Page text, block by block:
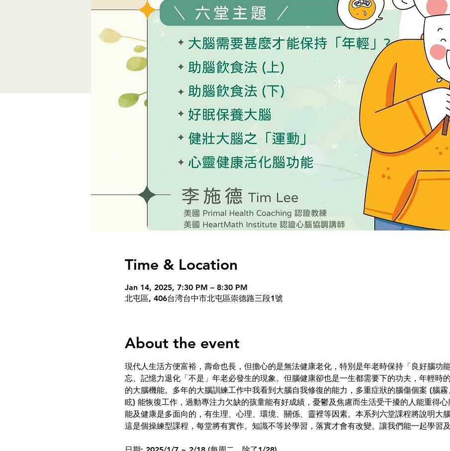
Time & Location
Jan 14, 2025, 7:30 PM – 8:30 PM
北屯區, 406台湾台中市北屯區崇德路三段1號
About the event
現代人生活方便富裕，壽命也長，但擔心的是無法健康老化，特別是年老時保持「良好腦功
忘、記憶力退化「不是」年老必發生的現象。但腦健康卻也是一生都需要下的功夫，年輕時
的大腦機能。多年的大腦訓練工作中我看到大腦自我修復的能力，多重症狀的腦傷個案 (腦
眩) 能恢復工作，過動專注力欠缺的孩童能有好成績，憂鬱及焦慮而生活受干擾的人能重得
能及健康是多面向的，有生理、心理、環境、關係、靈裡等因素。本系列六堂課程將說明大
這是個操練型課程，每堂將有實作。知識不等於學習，落實才會有改變。讓我們能一起學習